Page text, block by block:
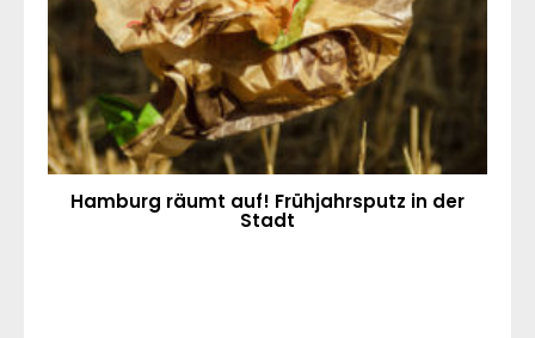
Hamburg räumt auf! Frühjahrsputz in der
Stadt